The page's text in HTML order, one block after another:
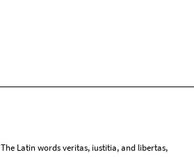
The Latin words veritas, iustitia, and libertas,